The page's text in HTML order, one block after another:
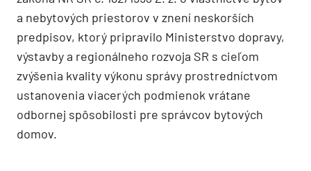
a nebytových priestorov v znení neskorších
predpisov, ktorý pripravilo Ministerstvo dopravy,
výstavby a regionálneho rozvoja SR s cieľom
zvýšenia kvality výkonu správy prostredníctvom
ustanovenia viacerých podmienok vrátane
odbornej spôsobilosti pre správcov bytových
domov.